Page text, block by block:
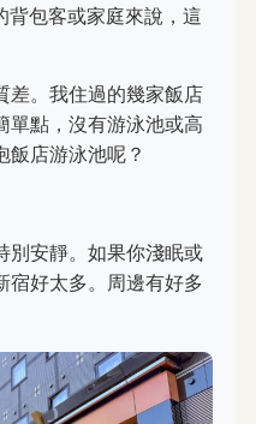
背包客或家庭來說，這
差。我住過的幾家飯店
單點，沒有游泳池或高
飯店游泳池呢？
別安靜。如果你淺眠或
宿好太多。周邊有好多